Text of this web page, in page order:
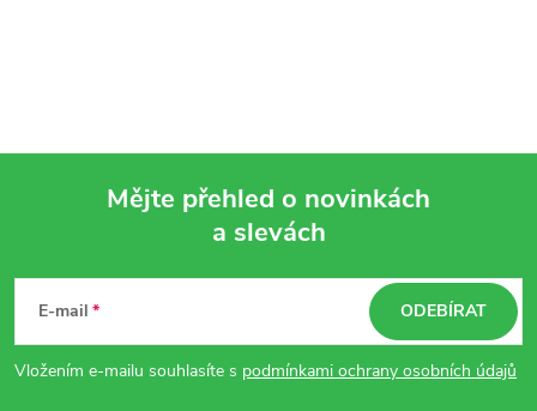
p
Mějte přehled o novinkách
a slevách
E-mail
Vložením e-mailu souhlasíte s podmínkami ochrany osobních údajů
ODEBÍRAT